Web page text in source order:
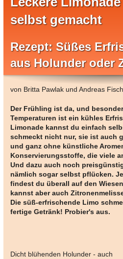
selbst gemacht
Rezept: Süßes
aus Holunder oder
von Britta Pawlak und Andreas
Der Frühling ist da, und
Temperaturen ist ein kühles
Limonade kannst du einfach
schmeckt nicht nur, sie ist auch
und ganz ohne künstliche
Konservierungsstoffe, die viele
Und dazu auch noch
nämlich sogar selbst pflücken.
findest du überall auf den
kannst aber auch
Die süß-erfrischende Limo
fertige Getränk! Probier's aus.
Dicht blühenden Holunder - auch